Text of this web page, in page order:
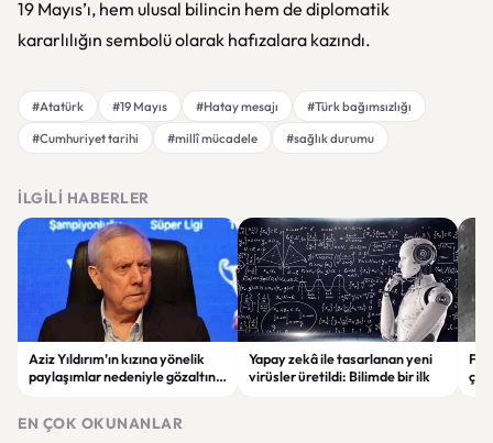
19 Mayıs’ı, hem ulusal bilincin hem de diplomatik
kararlılığın sembolü olarak hafızalara kazındı.
#Atatürk #19 Mayıs #Hatay mesajı
#Türk bağımsızlığı
#Cumhuriyet tarihi
#millî mücadele #sağlık durumu
İLGILI HABERLER
Aziz Yıldırım’ın kızına yönelik
paylaşımlar nedeniyle gözaltına
Yapay zekâ ile tasarlanan yeni
virüsler üretildi: Bilimde bir ilk
EN ÇOK OKUNANLAR